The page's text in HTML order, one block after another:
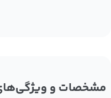
مشخصات و